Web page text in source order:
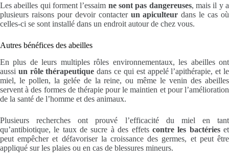
Les abeilles qui forment l’essaim ne sont pas dangereuses, mais il y a
plusieurs raisons pour devoir contacter un apiculteurdans le cas où
celles-ci se sont installé dans un endroit autour de chez vous.
Autres bénéfices des abeilles
En plus de leurs multiples rôles environnementaux, les abeilles ont
aussi un rôle thérapeutiquedans ce qui est appelé l’apithérapie, et le
miel, le pollen, la gelée de la reine, ou même le venin des abeilles
servent à des formes de thérapie pour le maintien et pour l’amélioration
de la santé de l’homme et des animaux.
Plusieurs recherches ont prouvé l’efficacité du miel en tant
qu’antibiotique, le taux de sucre à des effets contre les bactérieset
peut empêcher et défavoriser la croissance des germes, et peut être
appliqué sur les plaies ou en cas de blessures mineurs.